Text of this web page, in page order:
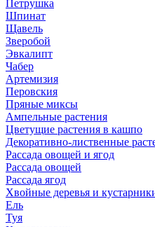
Петрушка
Шпинат
Щавель
Зверобой
Эвкалипт
Чабер
Артемизия
Перовския
Пряные миксы
Ампельные растения
Цветущие растения в кашпо
Декоративно-лиственные
Рассада овощей и ягод
Рассада овощей
Рассада ягод
Хвойные деревья и
Ель
Туя